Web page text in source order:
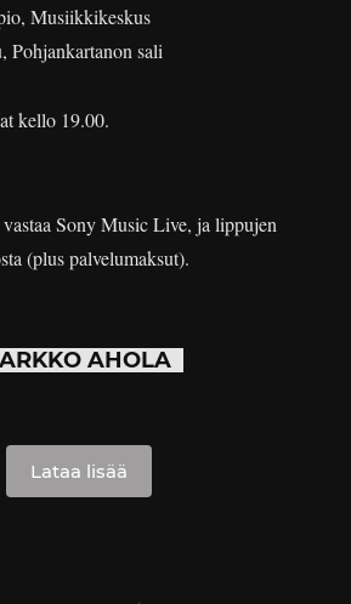
Musiikkikeskus
Pohjankartanon sali
kello 19.00.
Sony Music Live, ja lippujen
(plus palvelumaksut).
AHOLA
Lataa lisää